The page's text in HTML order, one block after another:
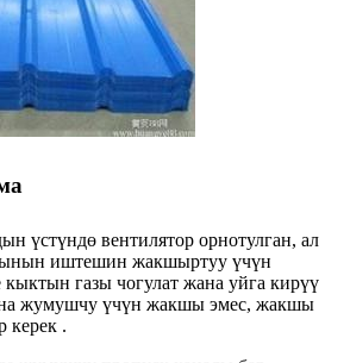
үстүндө вентилятор орнотулган, ал
иштешин жакшыртуу үчүн
кыктын газы чогулат жана уйга кирүү
жумушчу үчүн жакшы эмес, жакшы
керек .